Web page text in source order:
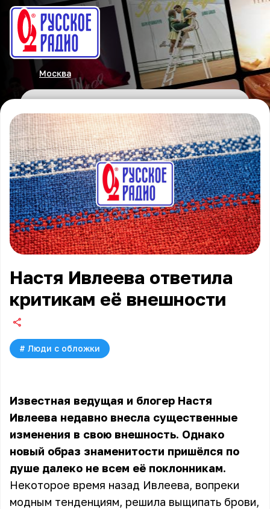
Москва
Настя Ивлеева ответила
критикам её внешности
# Люди с обложки
Известная ведущая и блогер Настя
Ивлеева недавно внесла существенные
изменения в свою внешность. Однако
новый образ знаменитости пришёлся по
душе далеко не всем её поклонникам.
Некоторое время назад Ивлеева, вопреки
модным тенденциям, решила выщипать брови,